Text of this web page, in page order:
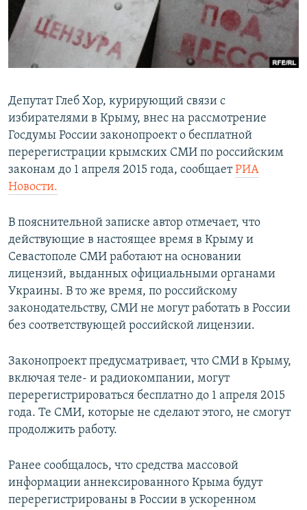
ПОБЕДИТЕЛЕЙ НЕ СУДЯТ?
КРЫМ.НЕПОКОРЕННЫЙ
ELIFBE
ПРИСОЕДИНЯЙТЕСЬ!
Все сайты RFE/RL
Депутат Глеб Хор, курирующий связи с
избирателями в Крыму, внес на рассмотрение
Госдумы России законопроект о бесплатной
перерегистрации крымских СМИ по российским
законам до 1 апреля 2015 года, сообщаетРИА
Новости.
В пояснительной записке автор отмечает, что
действующие в настоящее время в Крыму и
Севастополе СМИ работают на основании
лицензий, выданных официальными органами
Украины. В то же время, по российскому
законодательству, СМИ не могут работать в России
без соответствующей российской лицензии.
Законопроект предусматривает, что СМИ в Крыму,
включая теле- и радиокомпании, могут
перерегистрироваться бесплатно до 1 апреля 2015
года. Те СМИ, которые не сделают этого, не смогут
продолжить работу.
Ранее сообщалось, что средства массовой
информации аннексированного Крыма будут
перерегистрированы в России в ускоренном